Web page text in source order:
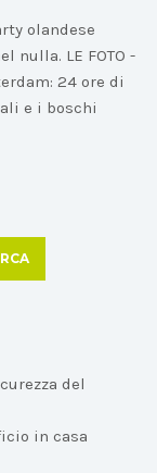
olandese
nulla. LE FOTO -
24 ore di
e i boschi
del
in casa